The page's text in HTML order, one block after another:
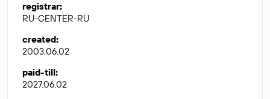
registrar:
RU-CENTER-RU
created:
2003.06.02
paid-till:
2027.06.02